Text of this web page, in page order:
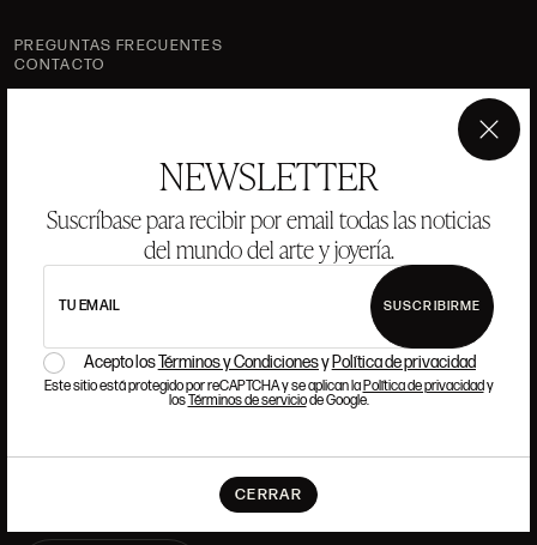
NEWSLETTER
Suscríbase para recibir por email todas las noticias
del mundo del arte y joyería.
TU EMAIL SUSCRIBIRME
Acepto losTérminos y Condicionesy Política de privacidad
Este sitio está protegido por reCAPTCHA y se aplican laPolítica de privacidady
losTérminos de serviciode Google.
CERRAR
×
PREGUNTAS FRECUENTES
CONTACTO
DÓNDE ESTAMOS
ALCALÁ, 52. MADRID
(+34) 915 328 515
TRABAJA CON NOSOTROS
talento que tenga pasión y admiración por el Arte, la Cultura,
la Tradición y la Modernidad.